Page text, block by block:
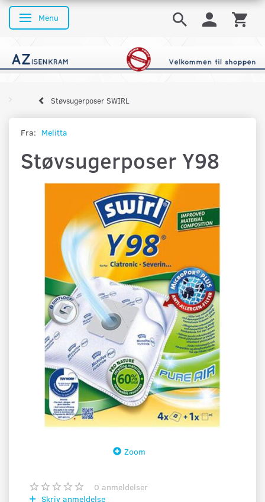
Skifte navigation
Menu
Støvsugerposer SWIRL
Fra: Melitta
Støvsugerposer Y98
Zoom
0 anmeldelser
Skriv anmeldelse